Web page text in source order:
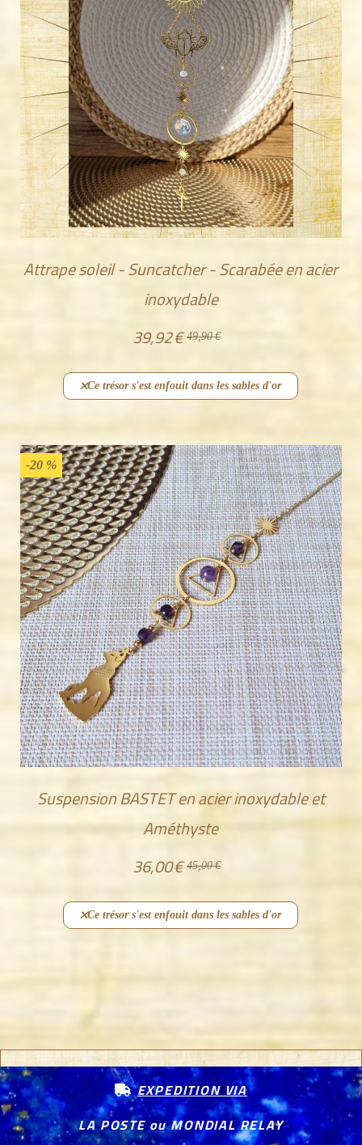
Attrape soleil - Suncatcher - Scarabée en acier
inoxydable
39,92€ 49,90€
Ce trésor s'est enfouit dans les sables d'or
-20 %
Suspension BASTET en acier inoxydable et
Améthyste
36,00€ 45,00€
Ce trésor s'est enfouit dans les sables d'or
EXPEDITION VIA
LA POSTE ou MONDIAL RELAY